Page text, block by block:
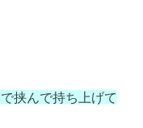
挟んで持ち上げて